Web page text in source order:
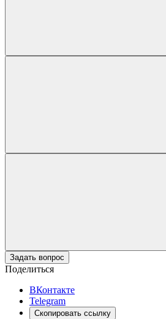
Задать вопрос
Поделиться
ВКонтакте
Telegram
Скопировать ссылку